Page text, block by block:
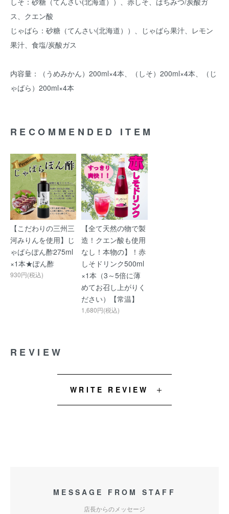
ス、クエン酸
じゃばら：砂糖（てんさい(北海道））、じゃばら果汁、レモン
果汁、食塩/炭酸ガス
内容量：（うめみかん）200ml×4本、（しそ）200ml×4本、（じ
ゃばら）200ml×4本
RECOMMENDED ITEM
【こだわりの三州三
河みりんを使用】じ
ゃばらぽん酢275ml
×1本★ぽん酢
930円(税込)
【全て天然の物で製
造！クエン酸も使用
なし！本物の】！赤
しそドリンク500ml
×1本（3～5倍に薄
めてお召し上がりく
ださい）【常温】
1,680円(税込)
REVIEW
WRITE REVIEW
MESSAGE FROM STAFF
店長からのメッセージ